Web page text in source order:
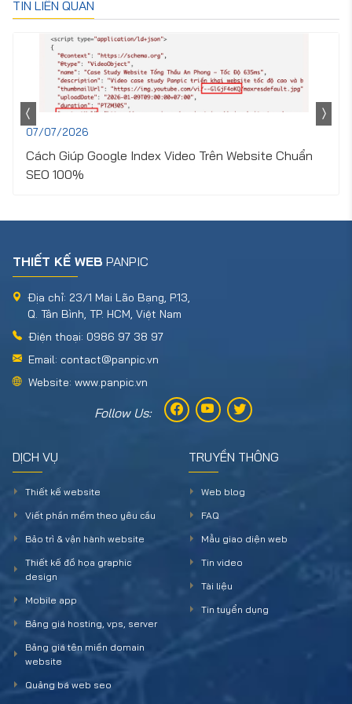
TIN LIÊN QUAN
07/07/2026
Cách Giúp Google Index Video Trên Website Chuẩn
SEO 100%
THIẾT KẾ WEB PANPIC
Địa chỉ: 23/1 Mai Lão Bạng, P.13,
Q. Tân Bình, TP. HCM, Việt Nam
Điện thoại: 0986 97 38 97
Email: contact@panpic.vn
Website: www.panpic.vn
Follow Us:
DỊCH VỤ
Thiết kế website
Viết phần mềm theo yêu cầu
Bảo trì & vận hành website
Thiết kế đồ họa graphic
design
Mobile app
Bảng giá hosting, vps, server
Bảng giá tên miền domain
website
Quảng bá web seo
TRUYỀN THÔNG
Web blog
FAQ
Mẫu giao diện web
Tin video
Tài liệu
Tin tuyển dụng